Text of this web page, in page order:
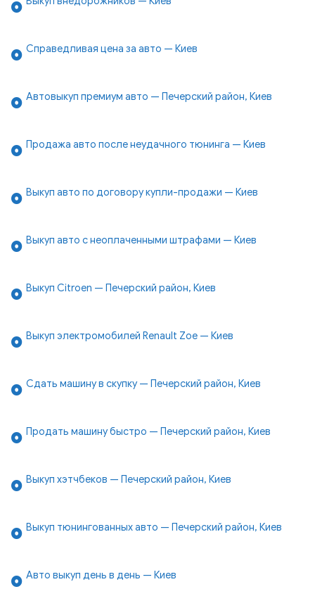
Справедливая цена за авто — Киев
Автовыкуп премиум авто — Печерский район, Киев
Продажа авто после неудачного тюнинга — Киев
Выкуп авто по договору купли-продажи — Киев
Выкуп авто с неоплаченными штрафами — Киев
Выкуп Citroen — Печерский район, Киев
Выкуп электромобилей Renault Zoe — Киев
Сдать машину в скупку — Печерский район, Киев
Продать машину быстро — Печерский район, Киев
Выкуп хэтчбеков — Печерский район, Киев
Выкуп тюнингованных авто — Печерский район, Киев
Авто выкуп день в день — Киев